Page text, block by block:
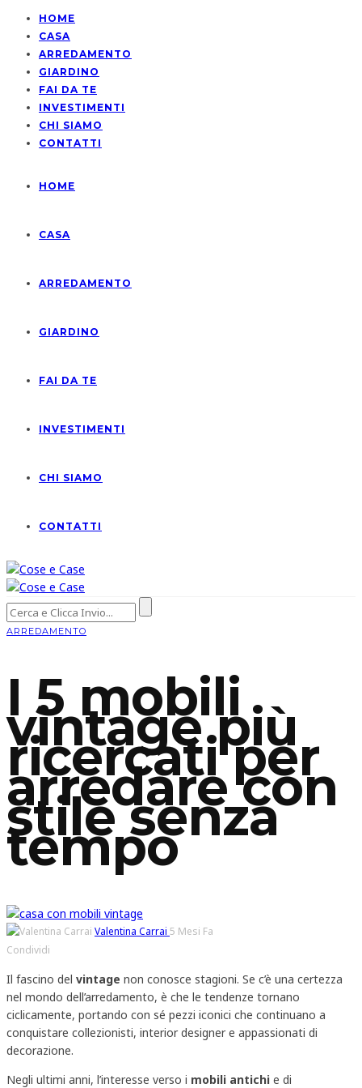
HOME
CASA
ARREDAMENTO
GIARDINO
FAI DA TE
INVESTIMENTI
CHI SIAMO
CONTATTI
HOME
CASA
ARREDAMENTO
GIARDINO
FAI DA TE
INVESTIMENTI
CHI SIAMO
CONTATTI
ARREDAMENTO
I 5 mobili
vintage più
ricercati per
arredare con
stile senza
tempo
Valentina Carrai 5 Mesi Fa
Condividi
Il fascino del vintage non conosce stagioni. Se c’è una certezza
nel mondo dell’arredamento, è che le tendenze tornano
ciclicamente, portando con sé pezzi iconici che continuano a
conquistare collezionisti, interior designer e appassionati di
decorazione.
Negli ultimi anni, l’interesse verso i mobili antichi e di